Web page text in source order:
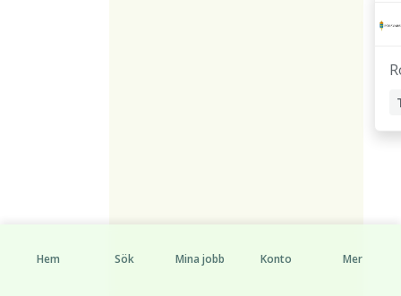
Hem Sök Mina jobb Konto Mer